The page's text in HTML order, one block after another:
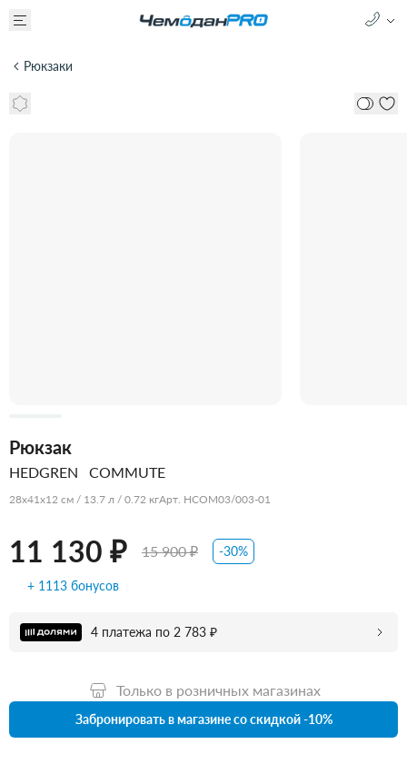
Рюкзаки
Рюкзак
HEDGREN COMMUTE
28x41x12 см / 13.7 л / 0.72 кгАрт. HCOM03/003-01
11 130 ₽ 15 900 ₽ -30%
+ 1113 бонусов
4 платежа по 2 783 ₽
Только в розничных магазинах
Забронировать в магазине со скидкой -10%